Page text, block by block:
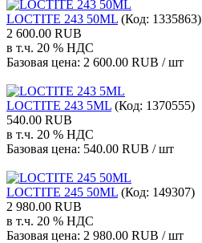
LOCTITE 243 50ML (Код: 1335863)
2 600.00 RUB
в т.ч. 20 % НДС
Базовая цена: 2 600.00 RUB / шт
LOCTITE 243 5ML (Код: 1370555)
540.00 RUB
в т.ч. 20 % НДС
Базовая цена: 540.00 RUB / шт
LOCTITE 245 50ML (Код: 149307)
2 980.00 RUB
в т.ч. 20 % НДС
Базовая цена: 2 980.00 RUB / шт